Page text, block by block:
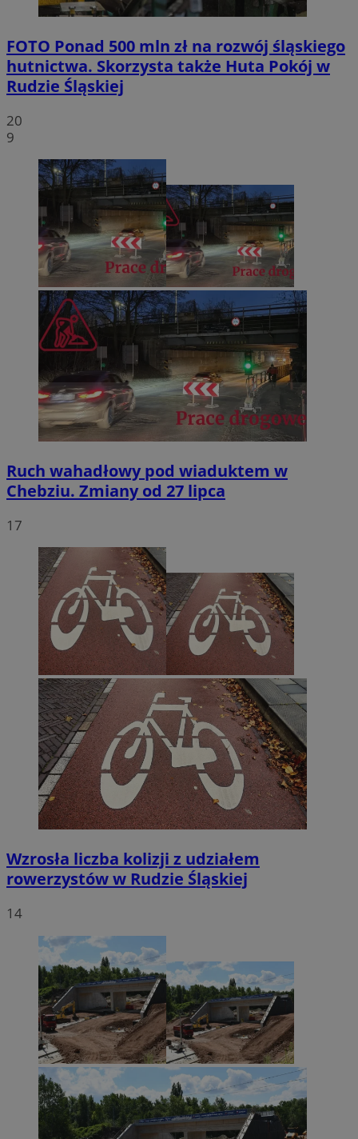
FOTO Ponad 500 mln zł na rozwój śląskiego
hutnictwa. Skorzysta także Huta Pokój w
Rudzie Śląskiej
20
9
Ruch wahadłowy pod wiaduktem w
Chebziu. Zmiany od 27 lipca
17
Wzrosła liczba kolizji z udziałem
rowerzystów w Rudzie Śląskiej
14